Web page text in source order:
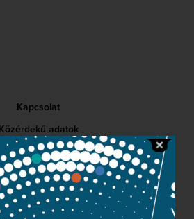
Kapcsolat
Közérdekű adatok
Sajtószoba
Adatvédelem
Impresszum